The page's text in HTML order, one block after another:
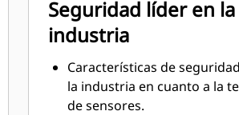
Seguridad líder en la
industria
Características de
la industria en cuanto a la
de sensores.